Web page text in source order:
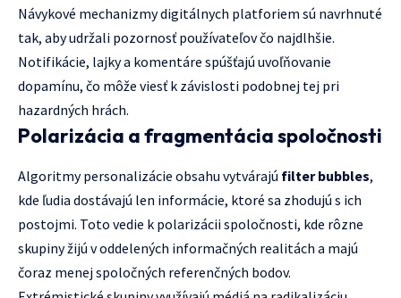
Návykové mechanizmy digitálnych platforiem sú navrhnuté
tak, aby udržali pozornosť používateľov čo najdlhšie.
Notifikácie, lajky a komentáre spúšťajú uvoľňovanie
dopamínu, čo môže viesť k závislosti podobnej tej pri
hazardných hrách.
Polarizácia a fragmentácia spoločnosti
Algoritmy personalizácie obsahu vytvárajú filter bubbles,
kde ľudia dostávajú len informácie, ktoré sa zhodujú s ich
postojmi. Toto vedie k polarizácii spoločnosti, kde rôzne
skupiny žijú v oddelených informačných realitách a majú
čoraz menej spoločných referenčných bodov.